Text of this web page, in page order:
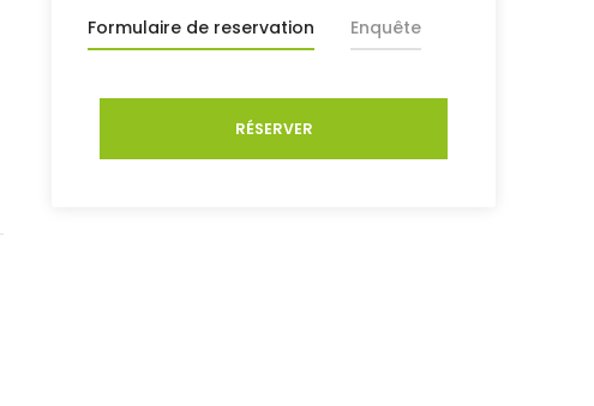
Formulaire de reservation Enquête
RÉSERVER